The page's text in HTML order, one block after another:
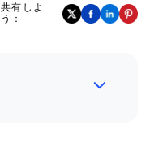
共有しよ
う：